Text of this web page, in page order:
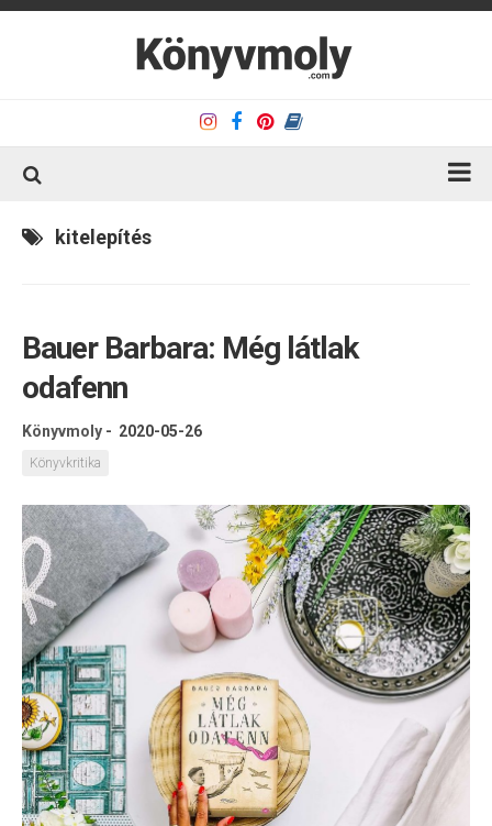
Kapcsolat
Olvasó sarok
Könyveim
Rólam
kitelepítés
Bauer Barbara: Még látlak
odafenn
Könyvmoly - 2020-05-26
Könyvkritika